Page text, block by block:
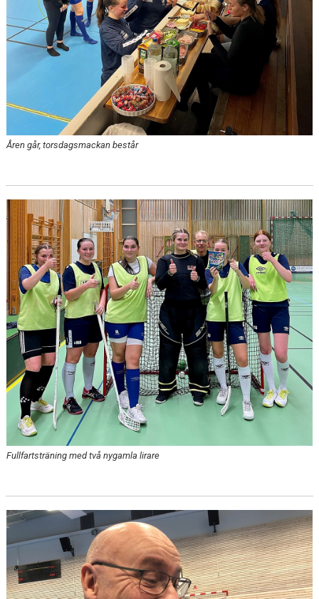
Åren går, torsdagsmackan består
Fullfartsträning med två nygamla lirare